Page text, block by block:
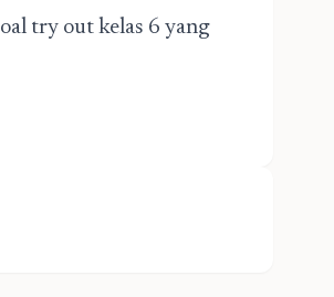
try out kelas 6 yang